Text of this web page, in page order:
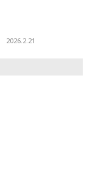
2026.2.21